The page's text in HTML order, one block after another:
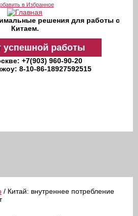
в Избранное
решения для работы с
Китаем.
успешной работы
+7(903) 960-90-20
8-10-86-18927592515
/ Китай: внутреннее потребление